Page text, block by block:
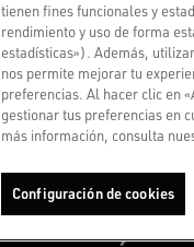
tienen fines funcionales y
rendimiento y uso de forma
estadísticas»). Además,
nos permite mejorar tu
preferencias. Al hacer clic en
gestionar tus preferencias en
más información, consulta
Configuración de cookies